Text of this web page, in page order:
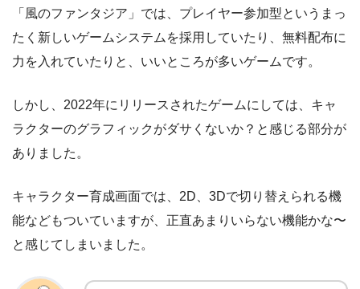
「風のファンタジア」では、プレイヤー参加型というまっ
たく新しいゲームシステムを採用していたり、無料配布に
力を入れていたりと、いいところが多いゲームです。
しかし、2022年にリリースされたゲームにしては、キャ
ラクターのグラフィックがダサくないか？と感じる部分が
ありました。
キャラクター育成画面では、2D、3Dで切り替えられる機
能などもついていますが、正直あまりいらない機能かな〜
と感じてしまいました。